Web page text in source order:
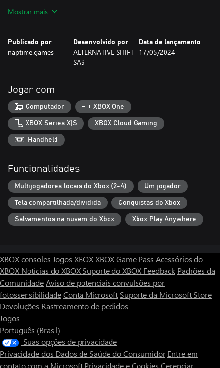
Este especialista enganador tem como objetivo esmagar a
Mostrar mais
Publicado por
naptime.games
Desenvolvido por
ALTERNATIVE SHIFT
SAS
Data de lançamento
17/05/2024
Jogar com
Computador XBOX One
XBOX Series X|S XBOX Cloud Gaming
Handheld
Funcionalidades
Multijogadores locais do Xbox (2-4) Um jogador
Tela compartilhada/dividida Conquistas do Xbox
Salvamentos na nuvem do Xbox Xbox Play Anywhere
XBOX consoles Jogos XBOXXBOX Game Pass Acessórios do
XBOX Notícias do XBOX Suporte do XBOX Feedback Padrões da
ComunidadeAviso de potenciais convulsões por
fotossensibilidadeConta Microsoft Suporte da Microsoft Store
Devoluções Rastreamento de pedidos
Jogos
Português (Brasil)
Suas opções de privacidade
Privacidade dos Dados de Saúde do Consumidor Entre em
contato com a Microsoft Privacidade e Cookies Gerenciar